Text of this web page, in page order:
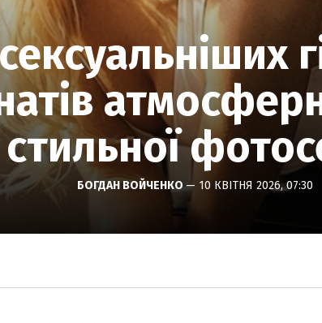
стильної
БОГДАН ВОЙЧЕНКО — 10 КВІТНЯ 2026, 07:30